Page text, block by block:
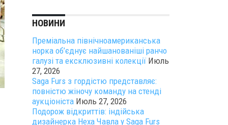
НОВИНИ
Преміальна північноамериканська
норка об’єднує найшанованіші ранчо
галузі та ексклюзивні колекції Июль
27, 2026
Saga Furs з гордістю представляє:
повністю жіночу команду на стенді
аукціоніста Июль 27, 2026
Подорож відкриттів: індійська
дизайнерка Неха Чавла у Saga Furs